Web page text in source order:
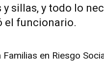
sillas, y todo lo
el funcionario.
en Riesgo